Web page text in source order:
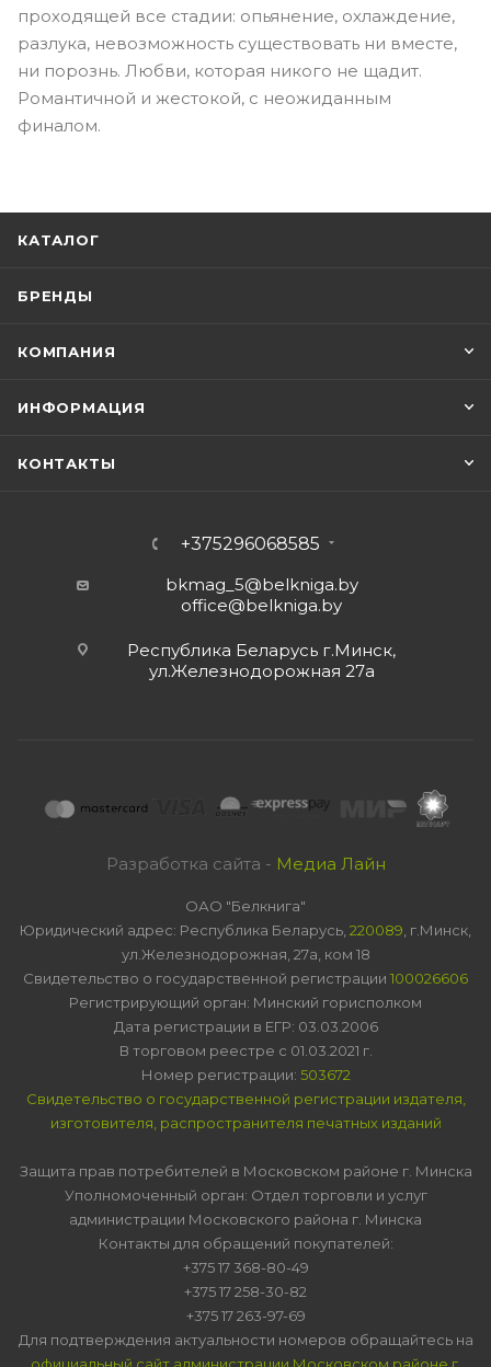
проходящей все стадии: опьянение, охлаждение,
разлука, невозможность существовать ни вместе,
ни порознь. Любви, которая никого не щадит.
Романтичной и жестокой, с неожиданным
финалом.
КАТАЛОГ
БРЕНДЫ
КОМПАНИЯ
ИНФОРМАЦИЯ
КОНТАКТЫ
+375296068585
bkmag_5@belkniga.by
office@belkniga.by
Республика Беларусь г.Минск,
ул.Железнодорожная 27а
Разработка сайта - Медиа Лайн
ОАО "Белкнига"
Юридический адрес: Республика Беларусь, 220089 , г.Минск,
ул.Железнодорожная, 27а, ком 18
Свидетельство о государственной регистрации 100026606
Регистрирующий орган: Минский горисполком
Дата регистрации в ЕГР: 03.03.2006
В торговом реестре с 01.03.2021 г.
Номер регистрации: 503672
Свидетельство о государственной регистрации издателя,
изготовителя, распространителя печатных изданий
Защита прав потребителей в Московском районе г. Минска
Уполномоченный орган: Отдел торговли и услуг
администрации Московского района г. Минска
Контакты для обращений покупателей:
+375 17 368-80-49
+375 17 258-30-82
+375 17 263-97-69
Для подтверждения актуальности номеров обращайтесь на